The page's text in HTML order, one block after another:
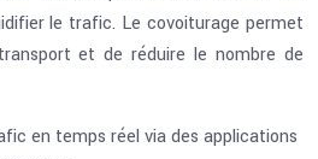
le trafic. Le covoiturage permet
et de réduire le nombre de
en temps réel via des applications